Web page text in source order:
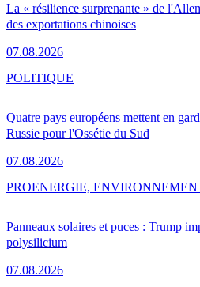
La « résilience surprenante » de
des exportations chinoises
07.08.2026
Quatre pays européens mettent en
Russie pour l'Ossétie du Sud
07.08.2026
POLITIQUE
Panneaux solaires et puces : Trump
polysilicium
07.08.2026
PROENERGIE,